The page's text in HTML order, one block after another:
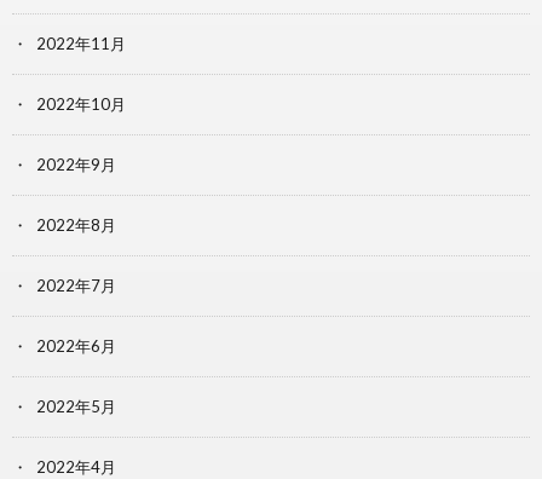
2022年11月
2022年10月
2022年9月
2022年8月
2022年7月
2022年6月
2022年5月
2022年4月